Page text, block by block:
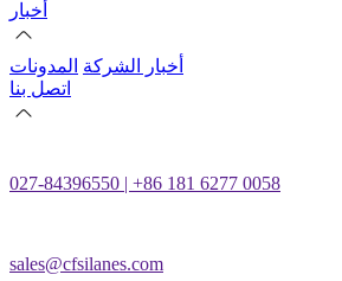
أخبار
أخبار الشركة المدونات
اتصل بنا
027-84396550 | +86 181 6277 0058
sales@cfsilanes.com